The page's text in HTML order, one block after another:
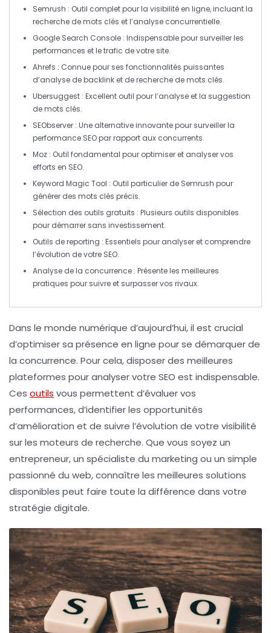
Semrush : Outil complet pour la visibilité en ligne, incluant la
recherche demots clés et l’analyse concurrentielle.
Google Search Console : Indispensable pour surveiller les
performances et letrafic de votre site.
Ahrefs : Connue pour ses fonctionnalités puissantes
d’analyse de backlink et de recherche demots clés.
Ubersuggest : Excellent outil pour l’analyse et la suggestion
demots clés.
SEObserver : Une alternative innovante pour surveiller la
performance SEOpar rapport aux concurrents.
Moz : Outil fondamental pour optimiser et analyser vos
efforts en SEO.
Keyword Magic Tool : Outil particulier de Semrush pour
générer des mots clés précis.
Sélection des outils gratuits : Plusieurs outils disponibles
pour démarrer sans investissement.
Outils de reporting : Essentiels pour analyser et comprendre
l’évolution de votre SEO.
Analyse de la concurrence : Présente les meilleures
pratiques pour suivre et surpasser vos rivaux.
Dans le monde numérique d’aujourd’hui, il est crucial
d’optimiser sa présence en ligne pour se démarquer de
la concurrence. Pour cela, disposer des meilleures
plateformes pour analyser votre SEO est indispensable.
Ces outils vous permettent d’évaluer vos
performances, d’identifier les opportunités
d’amélioration et de suivre l’évolution de votre visibilité
sur les moteurs de recherche. Que vous soyez un
entrepreneur, un spécialiste du marketing ou un simple
passionné du web, connaître les meilleures solutions
disponibles peut faire toute la différence dans votre
stratégie digitale.